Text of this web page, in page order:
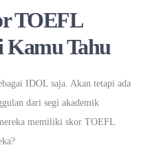
TOEFL
Kamu Tahu
IDOL saja. Akan tetapi ada
dari segi akademik
memiliki skor TOEFL